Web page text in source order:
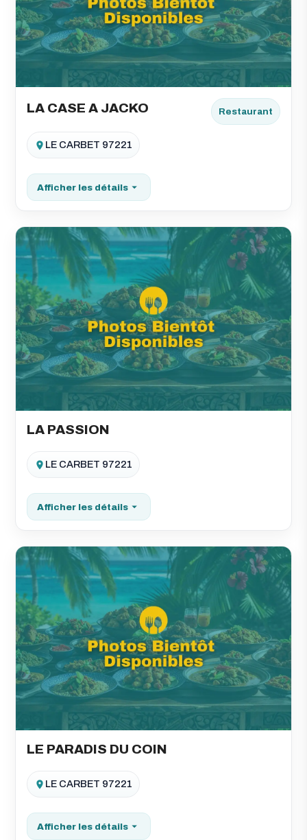
LA CASE A JACKO Restaurant
LE CARBET 97221
Afficher les détails
LA PASSION
LE CARBET 97221
Afficher les détails
LE PARADIS DU COIN
LE CARBET 97221
Afficher les détails